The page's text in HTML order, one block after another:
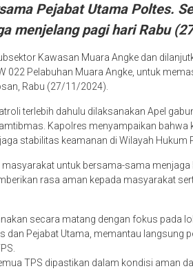
Pejabat Utama Poltes.
menjelang pagi hari Rabu
Kawasan Muara Angke dan
022 Pelabuhan Muara Angke, untuk
Rabu (27/11/2024).
terlebih dahulu dilaksanakan Apel
Kapolres menyampaikan
stabilitas keamanan di Wilayah Hukum
masyarakat untuk bersama-sama
rasa aman kepada masyarakat
secara matang dengan fokus pada
dan Pejabat Utama, memantau langsung
TPS dipastikan dalam kondisi aman